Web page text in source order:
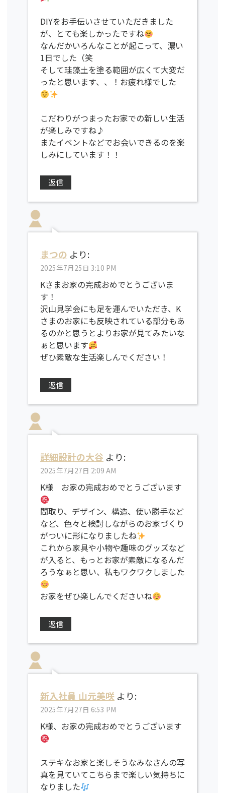
DIYをお手伝いさせていただきました
が、とても楽しかったですね
なんだかいろんなことが起こって、濃い
1日でした（笑
そして珪藻土を塗る範囲が広くて大変だ
ったと思います、、！お疲れ様でした
こだわりがつまったお家での新しい生活
が楽しみですね♪
またイベントなどでお会いできるのを楽
しみにしています！！
返信
まつの より:
2025年7月25日 3:10 PM
Kさまお家の完成おめでとうございま
す！
沢山見学会にも足を運んでいただき、K
さまのお家にも反映されている部分もあ
るのかと思うとよりお家が見てみたいな
ぁと思います
ぜひ素敵な生活楽しんでください！
返信
詳細設計の大谷 より:
2025年7月27日 2:09 AM
K様 お家の完成おめでとうございます
間取り、デザイン、構造、使い勝手など
など、色々と検討しながらのお家づくり
がついに形になりましたね
これから家具や小物や趣味のグッズなど
が入ると、もっとお家が素敵になるんだ
ろうなぁと思い、私もワクワクしました
お家をぜひ楽しんでくださいね
返信
新入社員 山元美咲 より:
2025年7月27日 6:53 PM
K様、お家の完成おめでとうございます
ステキなお家と楽しそうなみなさんの写
真を見ていてこちらまで楽しい気持ちに
なりました